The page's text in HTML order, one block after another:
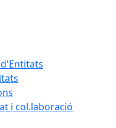
i col.laboració